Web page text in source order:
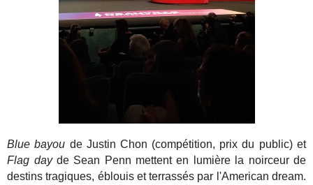
Blue bayou de Justin Chon (compétition, prix du public) et
Flag dayde Sean Penn mettent en lumière la noirceur de
destins tragiques, éblouis et terrassés par l'American dream.